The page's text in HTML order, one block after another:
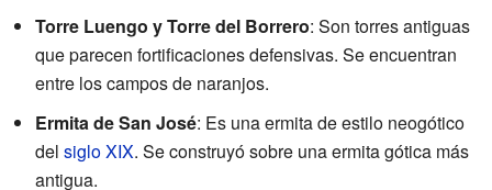
Torre Luengo y Torre del Borrero: Son torres antiguas
que parecen fortificaciones defensivas. Se encuentran
entre los campos de naranjos.
Ermita de San José: Es una ermita de estilo neogótico
del siglo XIX. Se construyó sobre una ermita gótica más
antigua.